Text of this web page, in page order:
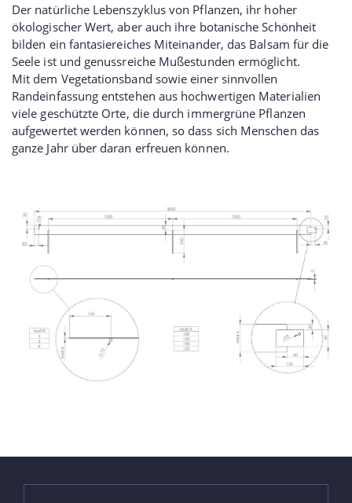
Der natürliche Lebenszyklus von Pflanzen, ihr hoher
ökologischer Wert, aber auch ihre botanische Schönheit
bilden ein fantasiereiches Miteinander, das Balsam für die
Seele ist und genussreiche Mußestunden ermöglicht.
Mit dem Vegetationsband sowie einer sinnvollen
Randeinfassung entstehen aus hochwertigen Materialien
viele geschützte Orte, die durch immergrüne Pflanzen
aufgewertet werden können, so dass sich Menschen das
ganze Jahr über daran erfreuen können.